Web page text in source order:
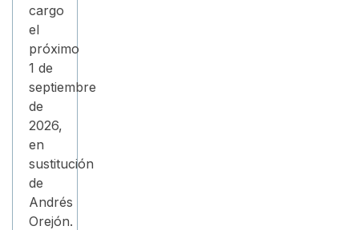
cargo
el
próximo
1 de
septiembre
de
2026,
en
sustitución
de
Andrés
Orejón.